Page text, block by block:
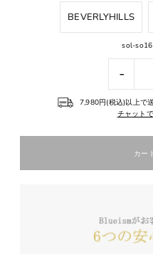
BEVERLYHILLS
sol-
-
7,980円(税込)以上で
チャット